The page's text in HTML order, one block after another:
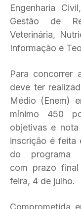
Engenharia
Gestão de
Veterinária,
Informação e
Para concorrer
deve ter
Médio (Enem)
mínimo 450
objetivas e
inscrição é feita
do programa
com prazo
feira, 4 de julho.
Comprometida